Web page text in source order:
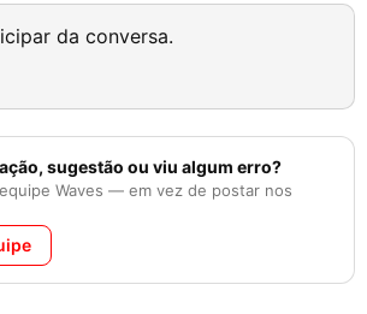
da conversa.
sugestão ou viu algum erro?
Waves — em vez de postar nos